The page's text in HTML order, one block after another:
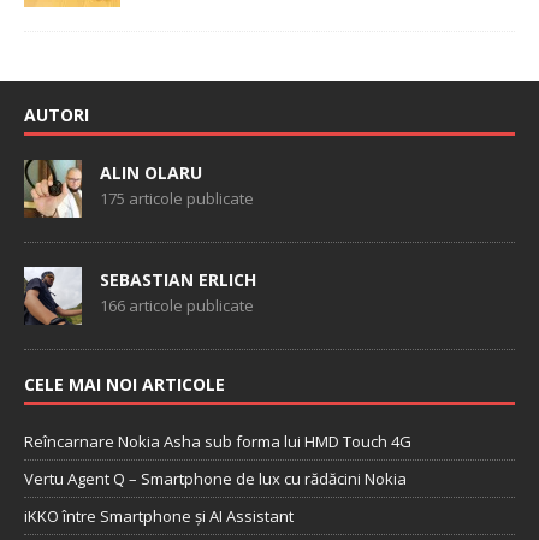
AUTORI
ALIN OLARU
175 articole publicate
SEBASTIAN ERLICH
166 articole publicate
CELE MAI NOI ARTICOLE
Reîncarnare Nokia Asha sub forma lui HMD Touch 4G
Vertu Agent Q – Smartphone de lux cu rădăcini Nokia
iKKO între Smartphone și AI Assistant